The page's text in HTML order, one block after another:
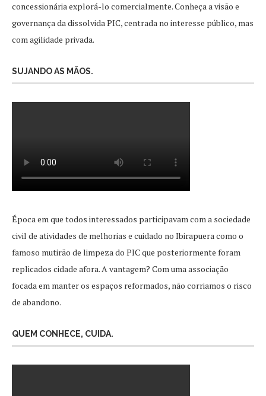
concessionária explorá-lo comercialmente. Conheça a visão e
governança da dissolvida PIC, centrada no interesse público, mas
com agilidade privada.
SUJANDO AS MÃOS.
Época em que todos interessados participavam com a sociedade
civil de atividades de melhorias e cuidado no Ibirapuera como o
famoso mutirão de limpeza do PIC que posteriormente foram
replicados cidade afora. A vantagem? Com uma associação
focada em manter os espaços reformados, não corriamos o risco
de abandono.
QUEM CONHECE, CUIDA.